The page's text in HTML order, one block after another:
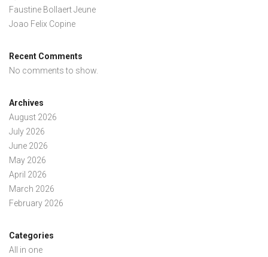
Faustine Bollaert Jeune
Joao Felix Copine
Recent Comments
No comments to show.
Archives
August 2026
July 2026
June 2026
May 2026
April 2026
March 2026
February 2026
Categories
All in one